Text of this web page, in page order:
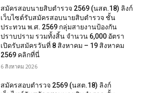
สมัครสอบนายสิบตำรวจ 2569 (นสต.18) ลิงก์
เว็บไซต์รับสมัครสอบนายสิบตำรวจ ชั้น
ประทวน พ.ศ. 2569 กลุ่มสายงานป้องกัน
ปราบปราม รวมทั้งสิ้น จำนวน 6,000 อัตรา
เปิดรับสมัครวันที่ 8 สิงหาคม – 19 สิงหาคม
2569 คลิกที่นี่
6 สิงหาคม 2026
สมัครสอบตํารวจ 2569 (นสต.18) ลิงก์